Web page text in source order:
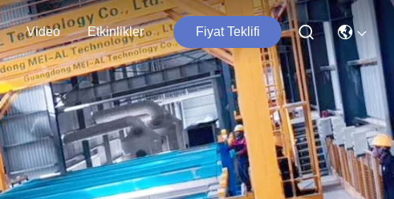
Video Etkinlikler Fiyat Teklifi